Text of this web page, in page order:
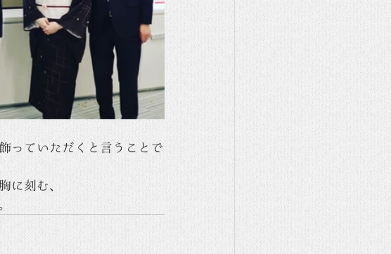
っていただくと言うことで
に刻む、